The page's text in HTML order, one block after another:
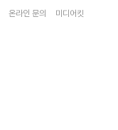
온라인 문의 미디어킷